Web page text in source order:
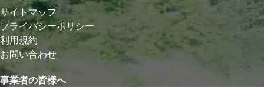
サイトマップ
プライバシーポリシー
利用規約
お問い合わせ
事業者の皆様へ